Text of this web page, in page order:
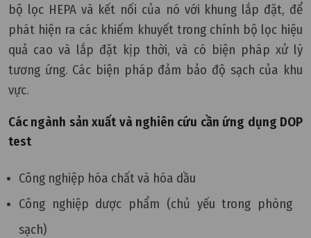
bộ lọc HEPA và kết nối của nó với khung lắp đặt, để
phát hiện ra các khiếm khuyết trong chính bộ lọc hiệu
quả cao và lắp đặt kịp thời, và có biện pháp xử lý
tương ứng. Các biện pháp đảm bảo độ sạch của khu
vực.
Các ngành sản xuất và nghiên cứu cần ứng dụng DOP
test
Công nghiệp hóa chất và hóa dầu
Công nghiệp dược phẩm (chủ yếu trong phòng
sạch)